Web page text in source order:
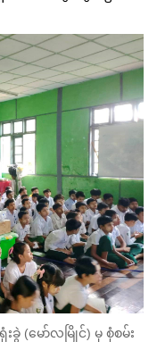
(မော်လမြိုင်) မှ စုံစမ်း